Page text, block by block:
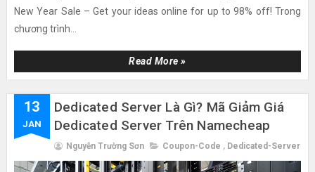
New Year Sale – Get your ideas online for up to 98% off! Trong
chương trình...
Read More »
13
JAN
Dedicated Server Là Gì? Mã Giảm Giá
Dedicated Server Trên Namecheap
Nguyễn Trường Sơn Coupon-Code , Dedicated-Server